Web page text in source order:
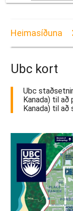
Heimasíðuna
Ubc kort
Ubc
Kanada) til að
Kanada) til að